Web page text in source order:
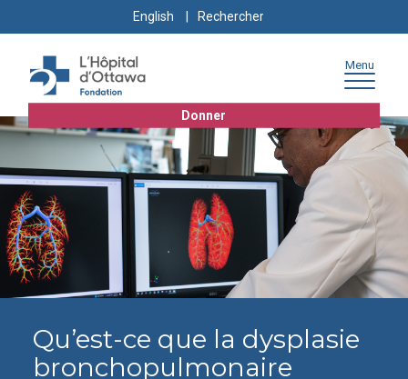
to
content
to
navigation
to
sitemap
English
Search
for:
Donner
Menu
Qu’est-ce que la dysplasie
bronchopulmonaire